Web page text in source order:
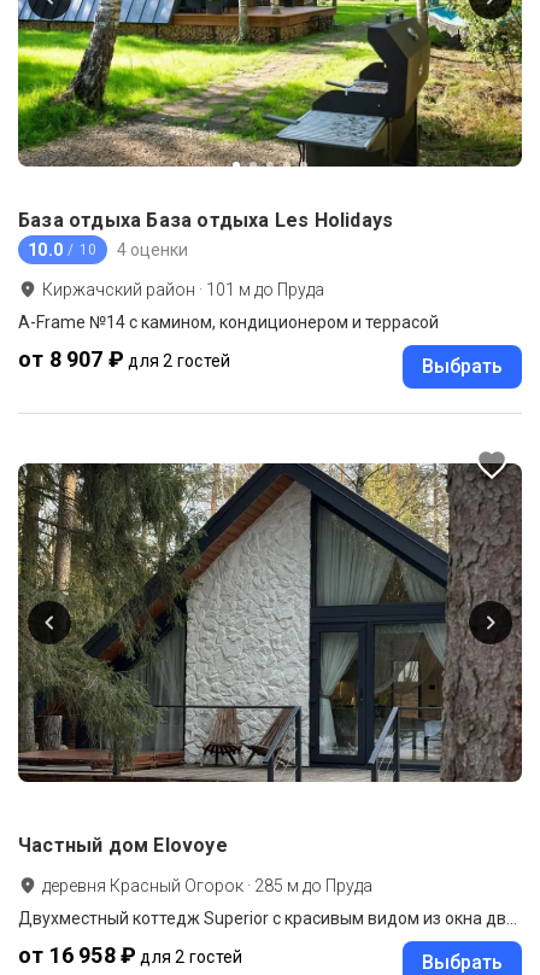
База отдыха База отдыха Les Holidays
10.0 / 10 4 оценки
Киржачский район · 101 м до Пруда
A-Frame №14 с камином, кондиционером и террасой
от 8 907 ₽ для 2 гостей Выбрать
Частный дом Elovoye
деревня Красный Огорок · 285 м до Пруда
Двухместный коттедж Superior с красивым видом из окна двуспальная кровать
от 16 958 ₽ для 2 гостей Выбрать